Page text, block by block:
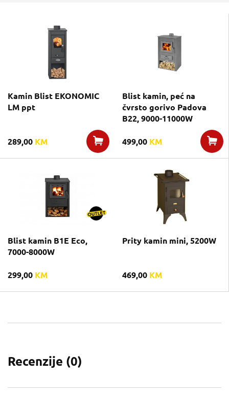
Kamin Blist EKONOMIC
LM ppt
289,00 KM
Blist kamin, peć na
čvrsto gorivo Padova
B22, 9000-11000W
499,00 KM
Blist kamin B1E Eco,
7000-8000W
299,00 KM
Prity kamin mini, 5200W
469,00 KM
Recenzije (0)